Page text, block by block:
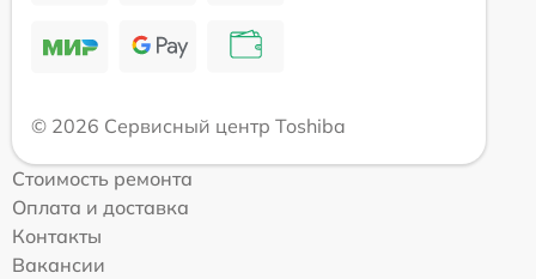
© 2026 Сервисный центр Toshiba
Стоимость ремонта
Оплата и доставка
Контакты
Вакансии